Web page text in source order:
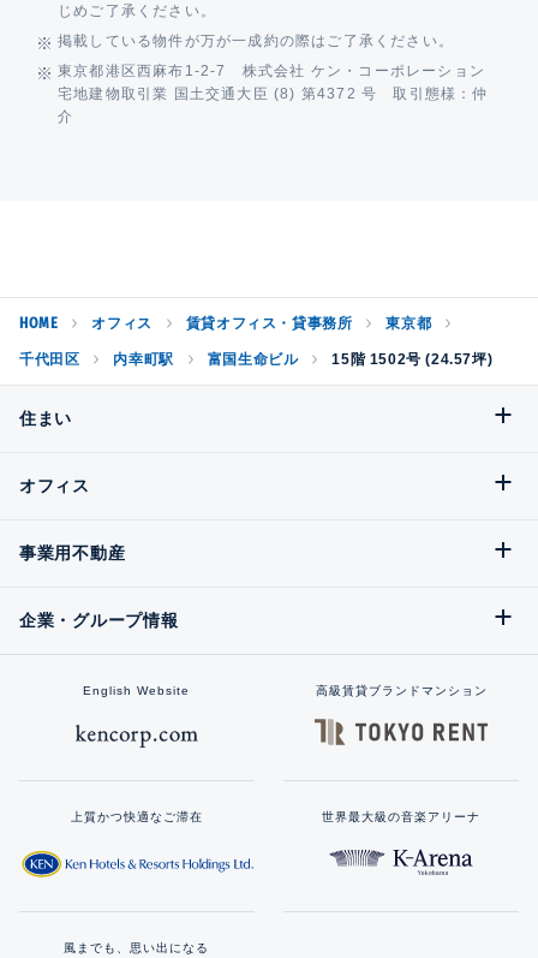
じめご了承ください。
掲載している物件が万が一成約の際はご了承ください。
東京都港区西麻布1-2-7 株式会社 ケン・コーポレーション
宅地建物取引業 国土交通大臣 (8) 第4372 号 取引態様：仲
介
HOME オフィス 賃貸オフィス・貸事務所 東京都
千代田区 内幸町駅 富国生命ビル 15階 1502号 (24.57坪)
住まい
オフィス
事業用不動産
企業・グループ情報
English Website 高級賃貸ブランドマンション
上質かつ快適なご滞在 世界最大級の音楽アリーナ
風までも、思い出になる